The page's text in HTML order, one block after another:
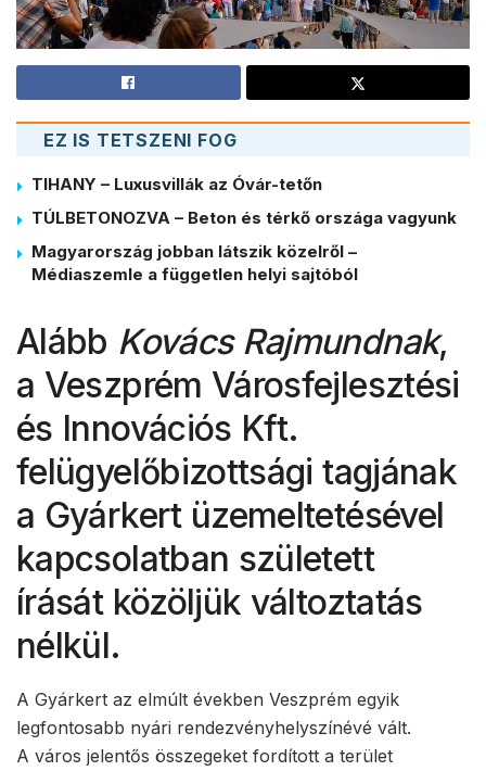
EZ IS TETSZENI FOG
TIHANY – Luxusvillák az Óvár-tetőn
TÚLBETONOZVA – Beton és térkő országa vagyunk
Magyarország jobban látszik közelről –
Médiaszemle a független helyi sajtóból
Alább Kovács Rajmundnak,
a Veszprém Városfejlesztési
és Innovációs Kft.
felügyelőbizottsági tagjának
a Gyárkert üzemeltetésével
kapcsolatban született
írását közöljük változtatás
nélkül.
A Gyárkert az elmúlt években Veszprém egyik
legfontosabb nyári rendezvényhelyszínévé vált.
A város jelentős összegeket fordított a terület